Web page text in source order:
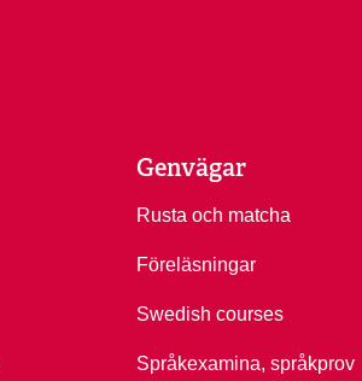
Genvägar
Rusta och matcha
Föreläsningar
Swedish courses
Språkexamina, språkprov